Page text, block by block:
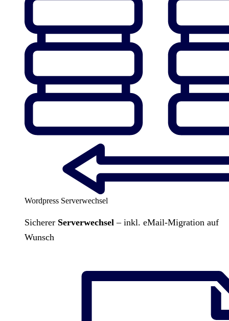
Wordpress Serverwechsel
Sicherer Serverwechsel – inkl. eMail-Migration auf
Wunsch